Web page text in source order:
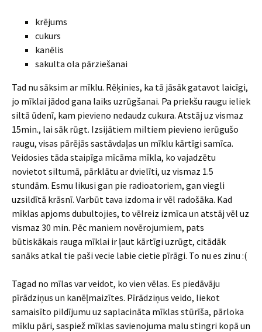
krējums
cukurs
kanēlis
sakulta ola pārziešanai
Tad nu sāksim ar mīklu. Rēķinies, ka tā jāsāk gatavot laicīgi,
jo mīklai jādod gana laiks uzrūgšanai. Pa priekšu raugu ieliek
siltā ūdenī, kam pievieno nedaudz cukura. Atstāj uz vismaz
15min., lai sāk rūgt. Izsijātiem miltiem pievieno ierūgušo
raugu, visas pārējās sastāvdaļas un mīklu kārtīgi samīca.
Veidosies tāda staipīga mīcāma mīkla, ko vajadzētu
novietot siltumā, pārklātu ar dvielīti, uz vismaz 1.5
stundām. Esmu likusi gan pie radioatoriem, gan viegli
uzsildītā krāsnī. Varbūt tava izdoma ir vēl radošāka. Kad
mīklas apjoms dubultojies, to vēlreiz izmīca un atstāj vēl uz
vismaz 30 min. Pēc maniem novērojumiem, pats
būtiskākais rauga mīklai ir ļaut kārtīgi uzrūgt, citādāk
sanāks atkal tie paši vecie labie cietie pīrāgi. To nu es zinu :(
Tagad no mīlas var veidot, ko vien vēlas. Es piedāvāju
pīrādziņus un kanēļmaizītes. Pīrādziņus veido, liekot
samaisīto pildījumu uz saplacināta mīklas stūrīša, pārloka
mīklu pāri, saspiež mīklas savienojuma malu stingri kopā un